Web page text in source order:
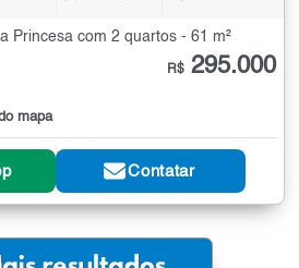
Princesa com 2 quartos - 61 m²
mapa
R$ 295.000
Contatar